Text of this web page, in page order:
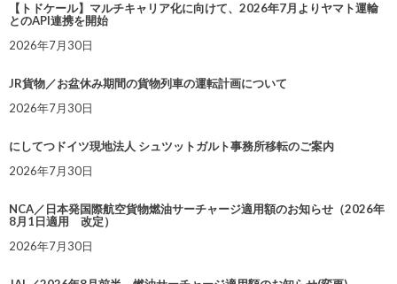
【トドケール】マルチキャリア化に向けて、2026年7月よりヤマト運輸
とのAPI連携を開始
2026年7月30日
JR貨物／お盆休み期間の貨物列車の運転計画について
2026年7月30日
にしてつドイツ現地法人 シュツットガルト事務所移転のご案内
2026年7月30日
NCA／日本発国際航空貨物燃油サーチャージ適用額のお知らせ（2026年
8月1日適用 改定）
2026年7月30日